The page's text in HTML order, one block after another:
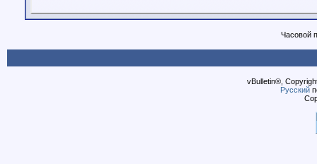
Часовой
vBulletin®,
Русский